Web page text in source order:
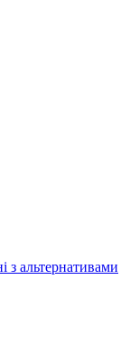
з альтернативами